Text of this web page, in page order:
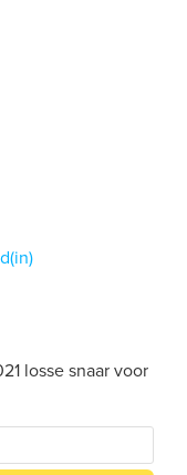
losse snaar voor